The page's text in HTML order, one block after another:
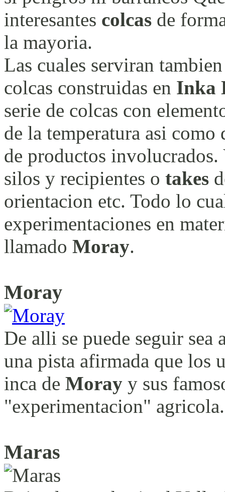
interesantes colcas de
la mayoria.
Las cuales serviran
colcas construidas en Inka
serie de colcas con
de la temperatura asi
de productos
silos y recipientes o takes
orientacion etc. Todo lo
experimentaciones en
llamado Moray.
Moray
De alli se puede seguir
una pista afirmada que los
inca de Moray y sus
"experimentacion" agricola.
Maras